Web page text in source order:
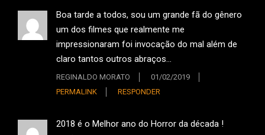
Boa tarde a todos, sou um grande fã do gênero
um dos filmes que realmente me
impressionaram foi invocação do mal além de
claro tantos outros abraços…
REGINALDO MORATO
01/02/2019
PERMALINK
RESPONDER
2018 é o Melhor ano do Horror da década !